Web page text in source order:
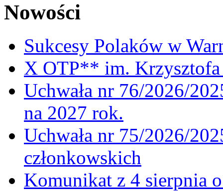
Nowości
Sukcesy Polaków w
X OTP** im. Krzysztofa
Uchwała nr 76/2026/
na 2027 rok.
Uchwała nr 75/2026/
członkowskich
Komunikat z 4 sierpnia